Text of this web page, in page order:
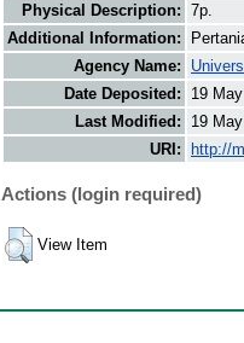
Physical Description: 7p.
Additional Information:
Agency Name:
Date Deposited:
19
Last Modified:
19
URI:
http://
Actions (login required)
View Item